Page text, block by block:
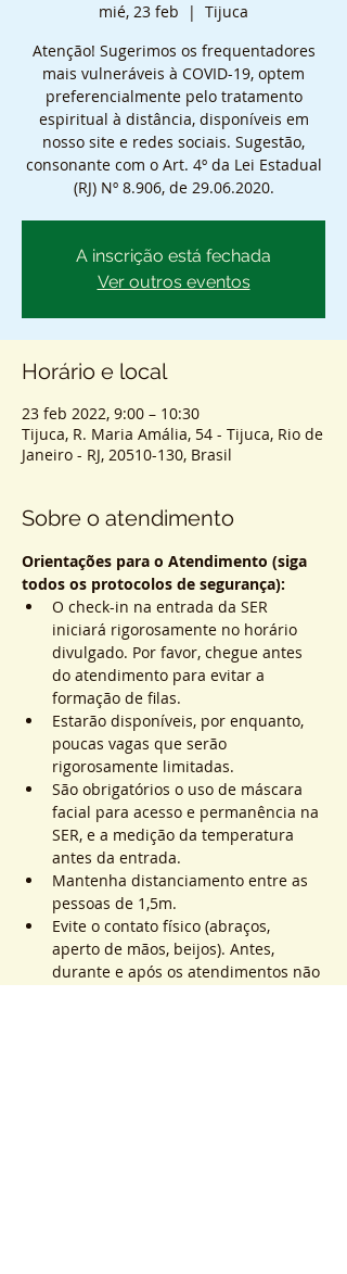
mié, 23 feb
  |
Tijuca
Atenção! Sugerimos os frequentadores
mais vulneráveis à COVID-19, optem
preferencialmente pelo tratamento
espiritual à distância, disponíveis em
nosso site e redes sociais. Sugestão,
consonante com o Art. 4º da Lei Estadual
(RJ) Nº 8.906, de 29.06.2020.
A inscrição está fechada
Ver outros eventos
Horário e local
23 feb 2022, 9:00 – 10:30
Tijuca, R. Maria Amália, 54 - Tijuca, Rio de
Janeiro - RJ, 20510-130, Brasil
Sobre o atendimento
Orientações para o Atendimento (siga
todos os protocolos de segurança):
O check-in na entrada da SER
iniciará rigorosamente no horário
divulgado. Por favor, chegue antes
do atendimento para evitar a
formação de filas.
Estarão disponíveis, por enquanto,
poucas vagas que serão
rigorosamente limitadas.
São obrigatórios o uso de máscara
facial para acesso e permanência na
SER, e a medição da temperatura
antes da entrada.
Mantenha distanciamento entre as
pessoas de 1,5m.
Evite o contato físico (abraços,
aperto de mãos, beijos). Antes,
durante e após os atendimentos não